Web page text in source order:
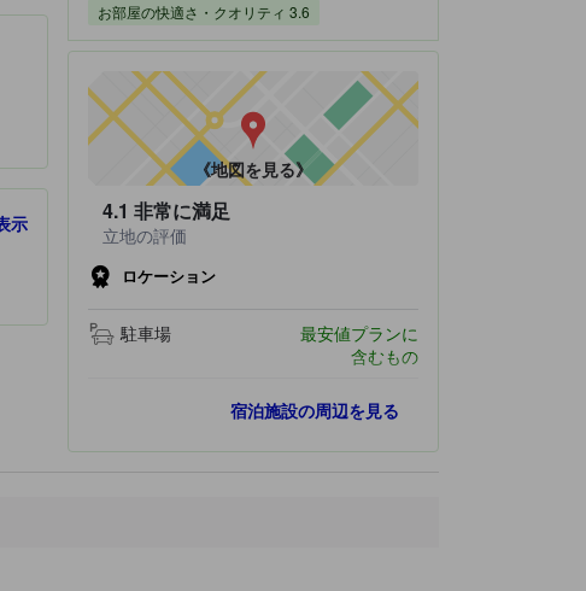
示
お部屋の快適さ・クオリティ 3.6
《地図を見る》
4.1 非常に満足
立地の評価
ロケーション
駐車場
最安値プランに
含むもの
宿泊施設の周辺を見る